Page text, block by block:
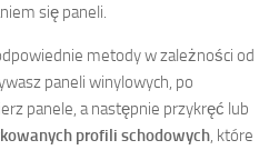
się paneli.
metody w zależności od
paneli winylowych, po
panele, a następnie przykręć lub
profili schodowych , które